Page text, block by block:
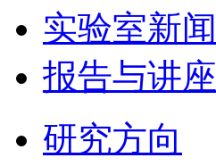
实验室新闻
报告与讲座
研究方向